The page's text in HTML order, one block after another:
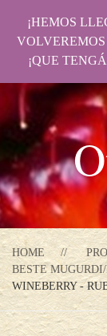
HOME
BESTE
WINEBERRY -
¡HEMOS
¡QUE